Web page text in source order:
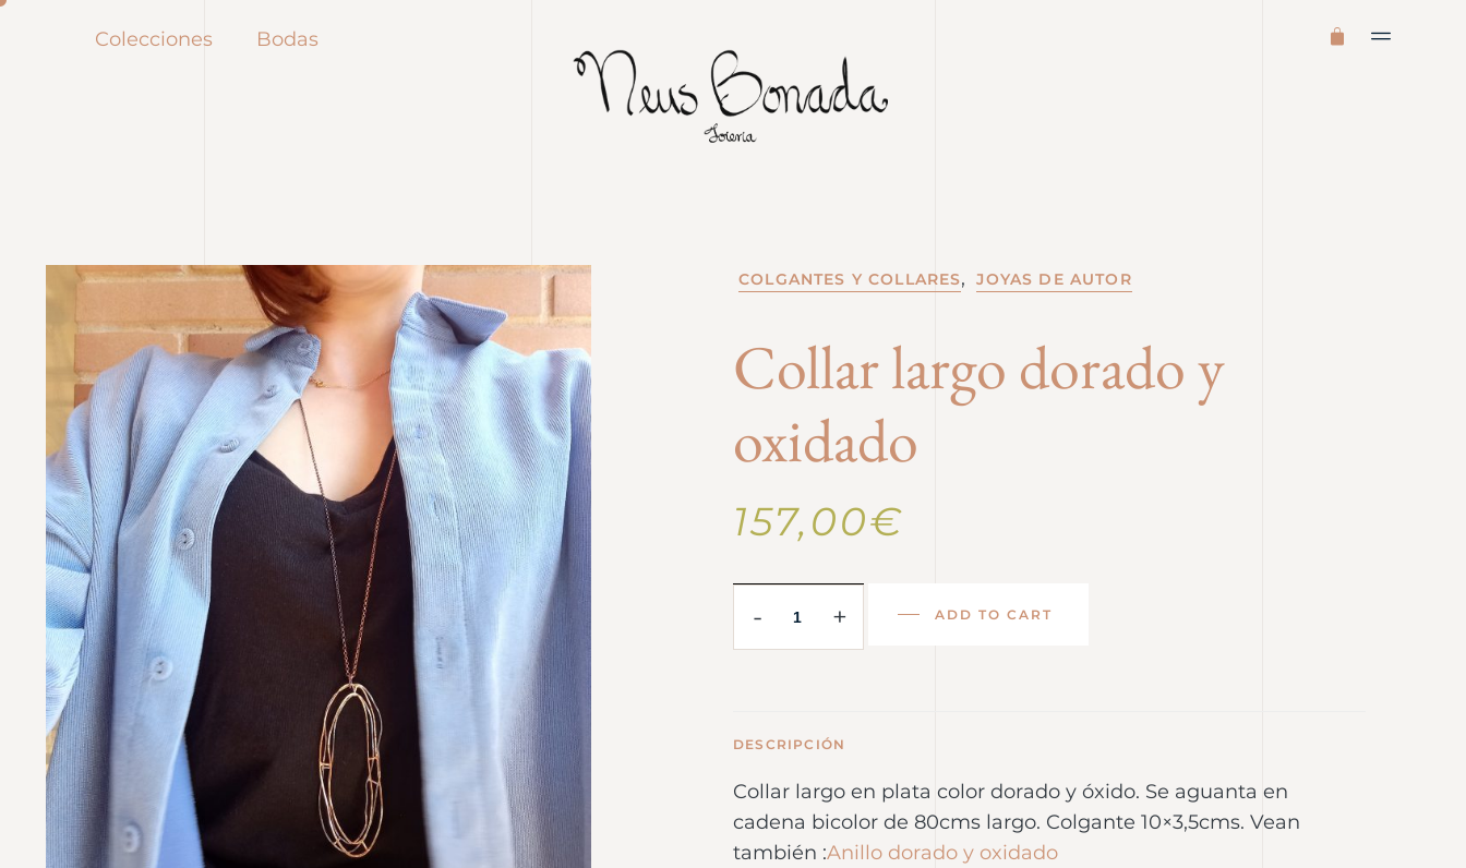
Colecciones Bodas
COLGANTES Y COLLARES, JOYAS DE AUTOR
Collar largo dorado y
oxidado
157,00€
- + ADD TO CART
DESCRIPCIÓN
Collar largo en plata color dorado y óxido. Se aguanta en
cadena bicolor de 80cms largo. Colgante 10×3,5cms. Vean
también :Anillo dorado y oxidado